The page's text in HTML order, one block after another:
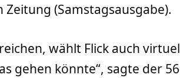
Zeitung (Samstagsausgabe).
wählt Flick auch
gehen könnte“, sagte der